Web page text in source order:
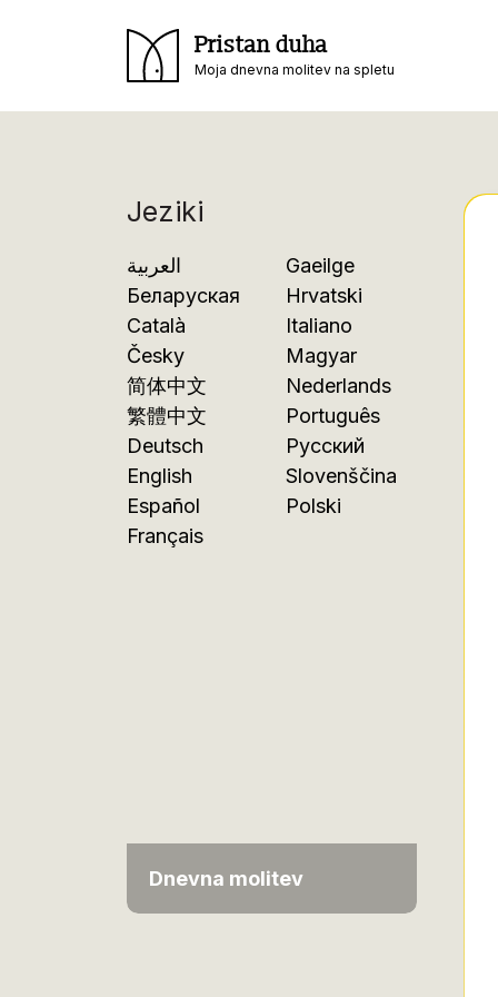
Pristan duha
Moja dnevna molitev na spletu
Jeziki
العربية
Беларуская
Català
Česky
简体中文
繁體中文
Deutsch
English
Español
Français
Gaeilge
Hrvatski
Italiano
Magyar
Nederlands
Português
Русский
Slovenščina
Polski
Dnevna molitev